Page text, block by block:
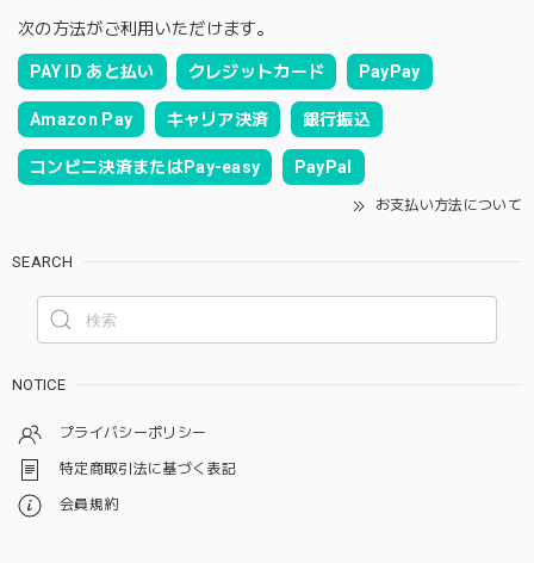
次の方法がご利用いただけます。
PAY ID あと払い クレジットカード PayPay
Amazon Pay キャリア決済 銀行振込
コンビニ決済またはPay-easy PayPal
お支払い方法について
SEARCH
NOTICE
プライバシーポリシー
特定商取引法に基づく表記
会員規約